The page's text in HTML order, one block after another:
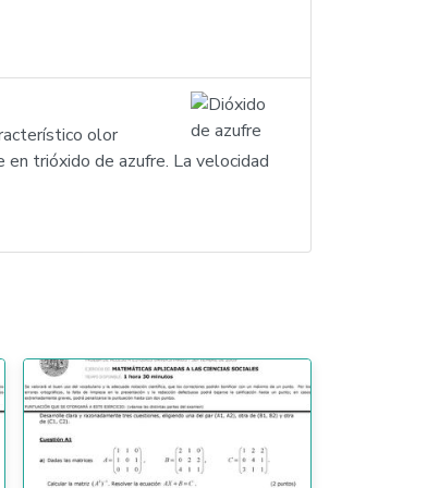
olor
trióxido de azufre. La velocidad